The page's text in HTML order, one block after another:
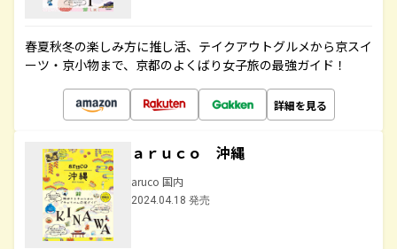
春夏秋冬の楽しみ方に推し活、テイクアウトグルメから京スイ
ーツ・京小物まで、京都のよくばり女子旅の最強ガイド！
詳細を見る
ａｒｕｃｏ 沖縄
aruco 国内
2024.04.18 発売